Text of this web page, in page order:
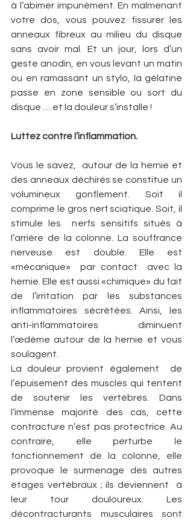
à l’abimer impunément. En malmenant
votre dos, vous pouvez fissurer les
anneaux fibreux au milieu du disque
sans avoir mal. Et un jour, lors d’un
geste anodin, en vous levant un matin
ou en ramassant un stylo, la gélatine
passe en zone sensible ou sort du
disque … et la douleur s’installe !
Luttez contre l’inflammation.
Vous le savez,  autour de la hernie et
des anneaux déchirés se constitue un
volumineux gonflement. Soit il
comprime le gros nerf sciatique. Soit, il
stimule les  nerfs sensitifs situés à
l’arrière de la colonne. La souffrance
nerveuse est double. Elle est
«mécanique»  par contact  avec la
hernie. Elle est aussi «chimique» du fait
de l’irritation par les substances
inflammatoires sécrétées. Ainsi, les
anti-inflammatoires  diminuent
l’œdème autour de la hernie et vous
soulagent.
La douleur provient également  de
l’épuisement des muscles qui tentent
de soutenir les vertèbres. Dans
l’immense majorité des cas, cette
contracture n’est pas protectrice. Au
contraire, elle perturbe le
fonctionnement de la colonne, elle
provoque le surmenage des autres
étages vertébraux ; ils deviennent  à
leur tour douloureux. Les
décontracturants musculaires sont